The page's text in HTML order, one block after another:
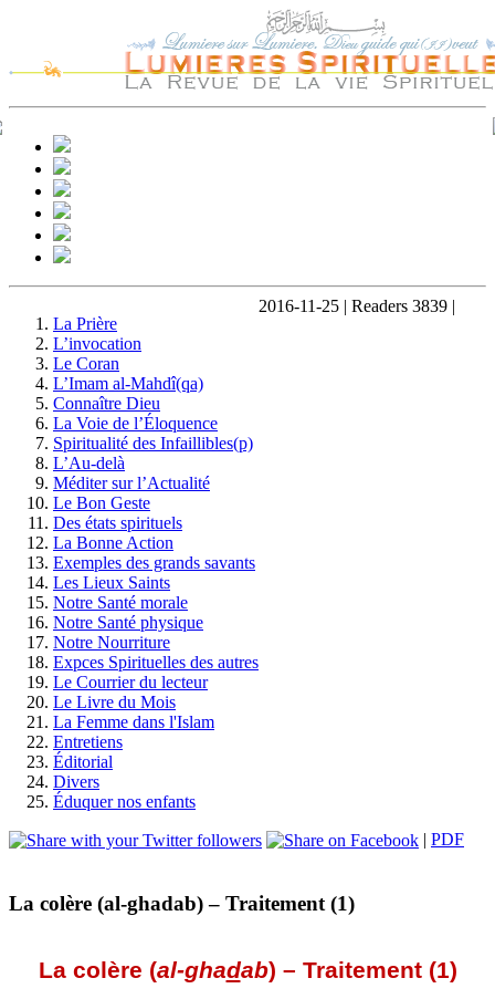
La Prière
L’invocation
Le Coran
L’Imam al-Mahdî(qa)
Connaître Dieu
La Voie de l’Éloquence
Spiritualité des Infaillibles(p)
L’Au-delà
Méditer sur l’Actualité
Le Bon Geste
Des états spirituels
La Bonne Action
Exemples des grands savants
Les Lieux Saints
Notre Santé morale
Notre Santé physique
Notre Nourriture
Expces Spirituelles des autres
Le Courrier du lecteur
Le Livre du Mois
La Femme dans l'Islam
Entretiens
Éditorial
Divers
Éduquer nos enfants
2016-11-25 | Readers 3839 |
| PDF
La colère (al-ghadab) – Traitement (1)
La colère (al-ghadab) – Traitement (1)